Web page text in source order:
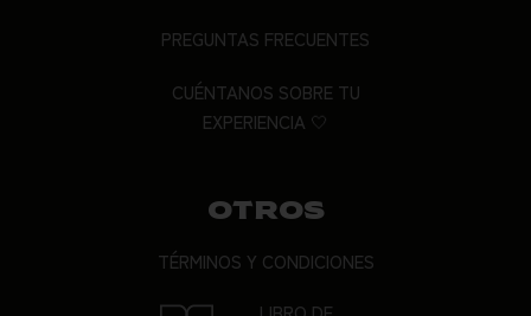
PREGUNTAS FRECUENTES
CUÉNTANOS SOBRE TU
EXPERIENCIA 🤍
OTROS
TÉRMINOS Y CONDICIONES